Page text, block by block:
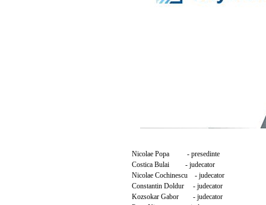
Nicolae Popa - presedinte
Costica Bulai - judecator
Nicolae Cochinescu - judecator
Constantin Doldur - judecator
Kozsokar Gabor - judecator